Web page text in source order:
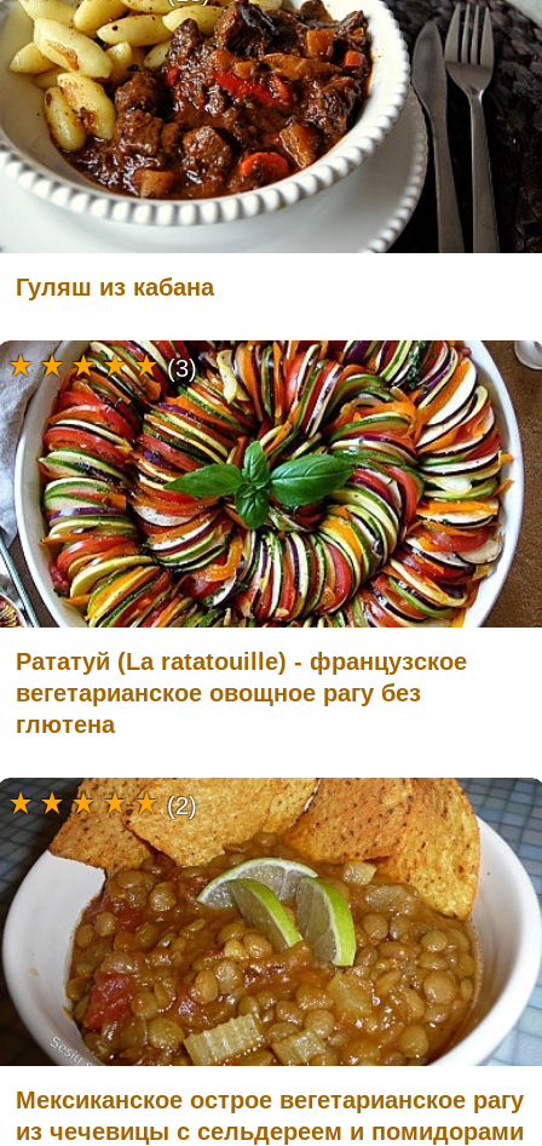
Гуляш из кабана
Рататуй (La ratatouille) - французское
вегетарианское овощное рагу без
глютена
(3)
Мексиканское острое вегетарианское рагу
из чечевицы с сельдереем и помидорами
(2)